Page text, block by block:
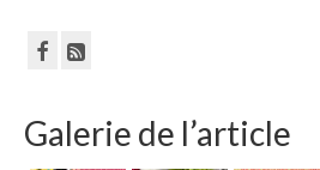
Galerie de l’article